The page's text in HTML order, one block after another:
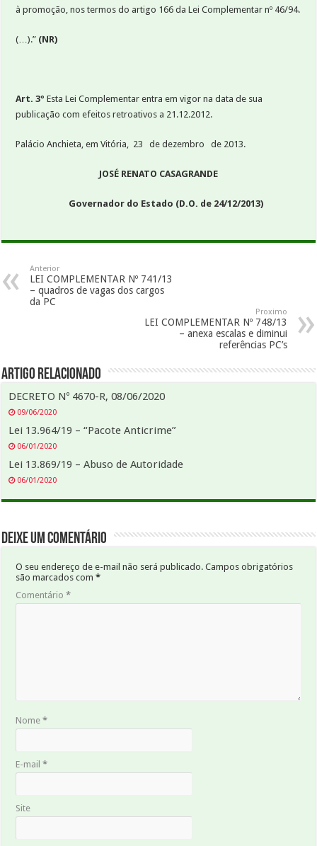
à promoção, nos termos do artigo 166 da Lei Complementar nº 46/94.
(…).” (NR)
Art. 3ºEsta Lei Complementar entra em vigor na data de sua
publicação com efeitos retroativos a 21.12.2012.
Palácio Anchieta, em Vitória, 23 de dezembro de 2013.
JOSÉ RENATO CASAGRANDE
Governador do Estado (D.O. de 24/12/2013)
Anterior
LEI COMPLEMENTAR Nº 741/13
– quadros de vagas dos cargos
da PC
Proximo
LEI COMPLEMENTAR Nº 748/13
– anexa escalas e diminui
referências PC’s
Artigo Relacionado
DECRETO Nº 4670-R, 08/06/2020
09/06/2020
Lei 13.964/19 – “Pacote Anticrime”
06/01/2020
Lei 13.869/19 – Abuso de Autoridade
06/01/2020
Deixe um comentário
O seu endereço de e-mail não será publicado. Campos obrigatórios
são marcados com*
Comentário*
Nome*
E-mail*
Site